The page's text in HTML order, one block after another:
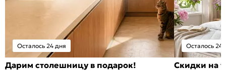
Осталось 24 дня
Дарим столешницу в подарок!
Осталось 24
Скидки на